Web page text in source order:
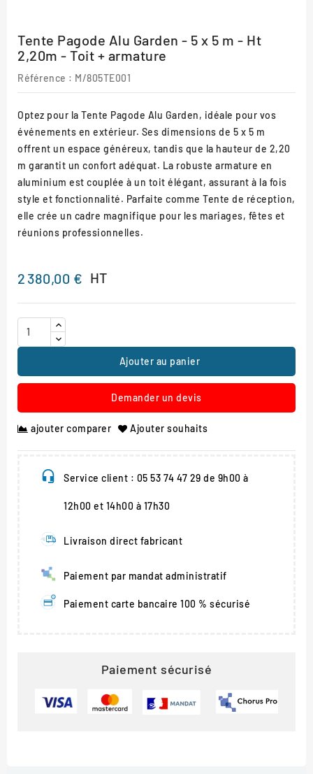
Tente Pagode Alu Garden - 5 x 5 m - Ht
2,20m - Toit + armature
Référence : M/805TE001
Optez pour la Tente Pagode Alu Garden, idéale pour vos
événements en extérieur. Ses dimensions de 5 x 5 m
offrent un espace généreux, tandis que la hauteur de 2,20
m garantit un confort adéquat. La robuste armature en
aluminium est couplée à un toit élégant, assurant à la fois
style et fonctionnalité. Parfaite comme Tente de réception,
elle crée un cadre magnifique pour les mariages, fêtes et
réunions professionnelles.
2 380,00 € HT
Ajouter au panier
Demander un devis
ajouter comparer Ajouter souhaits
Service client : 05 53 74 47 29 de 9h00 à
12h00 et 14h00 à 17h30
Livraison direct fabricant
Paiement par mandat administratif
Paiement carte bancaire 100 % sécurisé
Paiement sécurisé